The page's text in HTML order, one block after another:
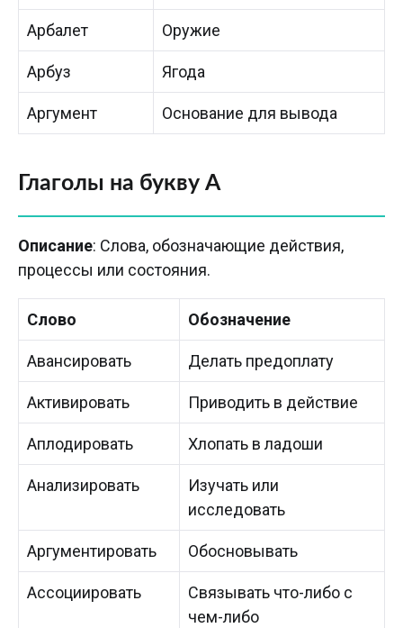
Арбалет Оружие
Арбуз Ягода
Аргумент Основание для вывода
Глаголы на букву А
Описание: Слова, обозначающие действия,
процессы или состояния.
Слово Обозначение
Авансировать Делать предоплату
Активировать Приводить в действие
Аплодировать Хлопать в ладоши
Анализировать
Изучать или
исследовать
Аргументировать Обосновывать
Ассоциировать
Связывать что-либо с
чем-либо